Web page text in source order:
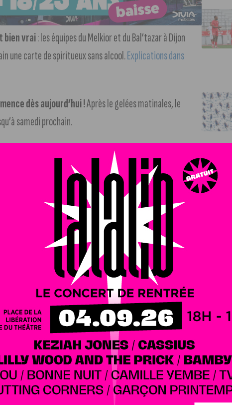
bien vrai: les équipes du Melkior et du Bal’tazar à Dijon
une carte de spiritueux sans alcool.Explications dans
dès aujourd’hui !Après le gelées matinales, le
samedi prochain.
dans le port du canal à Dijon
la biodiversité.
Reportage dans notre article (suivre notre
de la Côte-d’Or animera plusieurs ateliers zéro
mettre en place.+ d’infos dans notre article (suivre notre
13ème édition des Entrep’ Bourgogne. Un programme
et à soutenir les projets de création d’entreprise
la région.
Coup de projo sur ces entreprises qui innovent